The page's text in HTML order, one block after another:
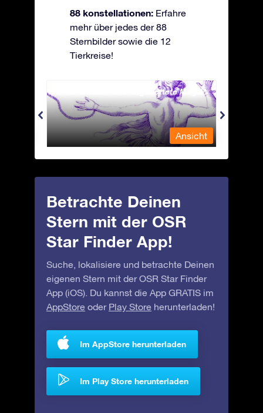
88 konstellationen: Erfahre
mehr über jedes der 88
Sternbilder sowie die 12
Tierkreise!
Andromeda - Die angekettete Magd
Ansicht
Betrachte Deinen
Stern mit der OSR
Star Finder App!
Suche, lokalisiere und betrachte Deinen
eigenen Stern mit der OSR Star Finder
App (iOS). Du kannst die App GRATIS im
AppStore oder Play Store herunterladen!
Im AppStore herunterladen
Im Play Store herunterladen